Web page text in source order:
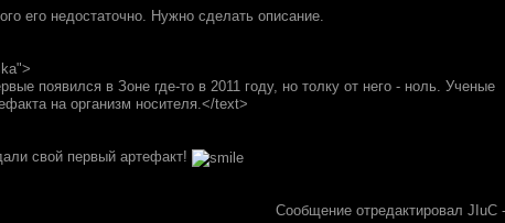
его недостаточно. Нужно сделать описание.
появился в Зоне где-то в 2011 году, но толку от него - ноль. Ученые
на организм носителя.</text>
свой первый артефакт!
Сообщение отредактировал JIuC -